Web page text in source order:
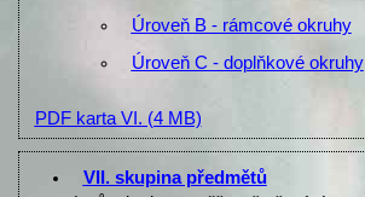
Úroveň B - rámcové okruhy
Úroveň C - doplňkové okruhy
PDF karta VI. (4 MB)
VII. skupina předmětů